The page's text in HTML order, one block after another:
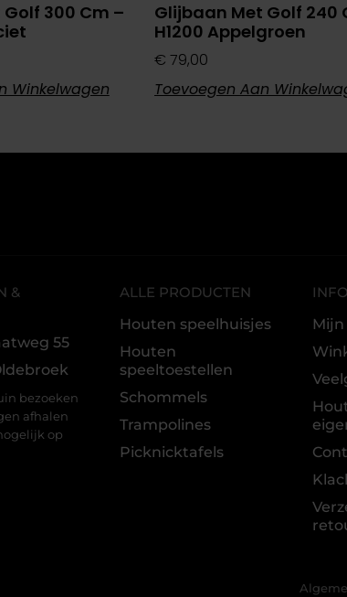
300 Cm –
Winkelwagen
Glijbaan Met Golf 240
H1200 Appelgroen
€ 79,00
Toevoegen Aan
&
55
bezoeken
afhalen
op
ALLE PRODUCTEN
Houten speelhuisjes
Houten
speeltoestellen
Schommels
Trampolines
Picknicktafels
INFO